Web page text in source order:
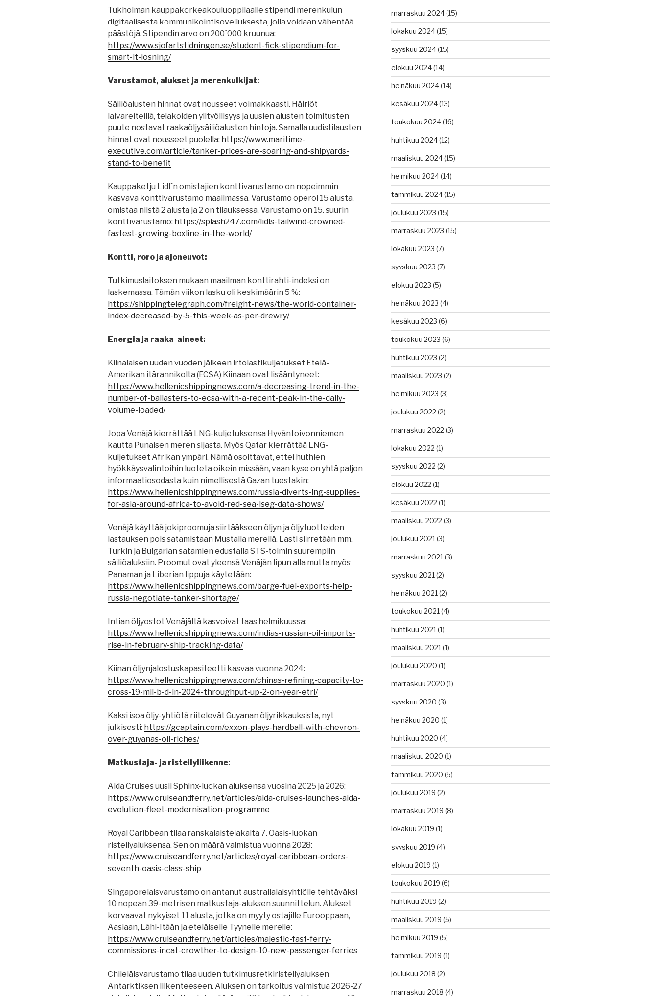
Tukholman kauppakorkeakouluoppilaalle stipendi merenkulun
digitaalisesta kommunikointisovelluksesta, jolla voidaan vähentää
päästöjä. Stipendin arvo on 200´000 kruunua:
https://www.sjofartstidningen.se/student-fick-stipendium-for-
smart-it-losning/
Varustamot, alukset ja merenkulkijat:
Säiliöalusten hinnat ovat nousseet voimakkaasti. Häiriöt
laivareiteillä, telakoiden ylityöllisyys ja uusien alusten toimitusten
puute nostavat raakaöljysäiliöalusten hintoja. Samalla uudistilausten
hinnat ovat nousseet puolella: https://www.maritime-
executive.com/article/tanker-prices-are-soaring-and-shipyards-
stand-to-benefit
Kauppaketju Lidl´n omistajien konttivarustamo on nopeimmin
kasvava konttivarustamo maailmassa. Varustamo operoi 15 alusta,
omistaa niistä 2 alusta ja 2 on tilauksessa. Varustamo on 15. suurin
konttivarustamo: https://splash247.com/lidls-tailwind-crowned-
fastest-growing-boxline-in-the-world/
Kontti, roro ja ajoneuvot:
Tutkimuslaitoksen mukaan maailman konttirahti-indeksi on
laskemassa. Tämän viikon lasku oli keskimäärin 5 %:
https://shippingtelegraph.com/freight-news/the-world-container-
index-decreased-by-5-this-week-as-per-drewry/
Energia ja raaka-aineet:
Kiinalaisen uuden vuoden jälkeen irtolastikuljetukset Etelä-
Amerikan itärannikolta (ECSA) Kiinaan ovat lisääntyneet:
https://www.hellenicshippingnews.com/a-decreasing-trend-in-the-
number-of-ballasters-to-ecsa-with-a-recent-peak-in-the-daily-
volume-loaded/
Jopa Venäjä kierrättää LNG-kuljetuksensa Hyväntoivonniemen
kautta Punaisen meren sijasta. Myös Qatar kierrättää LNG-
kuljetukset Afrikan ympäri. Nämä osoittavat, ettei huthien
hyökkäysvalintoihin luoteta oikein missään, vaan kyse on yhtä paljon
informaatiosodasta kuin nimellisestä Gazan tuestakin:
https://www.hellenicshippingnews.com/russia-diverts-lng-supplies-
for-asia-around-africa-to-avoid-red-sea-lseg-data-shows/
Venäjä käyttää jokiproomuja siirtääkseen öljyn ja öljytuotteiden
lastauksen pois satamistaan Mustalla merellä. Lasti siirretään mm.
Turkin ja Bulgarian satamien edustalla STS-toimin suurempiin
säiliöaluksiin. Proomut ovat yleensä Venäjän lipun alla mutta myös
Panaman ja Liberian lippuja käytetään:
https://www.hellenicshippingnews.com/barge-fuel-exports-help-
russia-negotiate-tanker-shortage/
Intian öljyostot Venäjältä kasvoivat taas helmikuussa:
https://www.hellenicshippingnews.com/indias-russian-oil-imports-
rise-in-february-ship-tracking-data/
Kiinan öljynjalostuskapasiteetti kasvaa vuonna 2024:
https://www.hellenicshippingnews.com/chinas-refining-capacity-to-
cross-19-mil-b-d-in-2024-throughput-up-2-on-year-etri/
Kaksi isoa öljy-yhtiötä riitelevät Guyanan öljyrikkauksista, nyt
julkisesti: https://gcaptain.com/exxon-plays-hardball-with-chevron-
over-guyanas-oil-riches/
Matkustaja- ja risteilyliikenne:
Aida Cruises uusii Sphinx-luokan aluksensa vuosina 2025 ja 2026:
https://www.cruiseandferry.net/articles/aida-cruises-launches-aida-
evolution-fleet-modernisation-programme
Royal Caribbean tilaa ranskalaistelakalta 7. Oasis-luokan
risteilyaluksensa. Sen on määrä valmistua vuonna 2028:
https://www.cruiseandferry.net/articles/royal-caribbean-orders-
seventh-oasis-class-ship
Singaporelaisvarustamo on antanut australialaisyhtiölle tehtäväksi
10 nopean 39-metrisen matkustaja-aluksen suunnittelun. Alukset
korvaavat nykyiset 11 alusta, jotka on myyty ostajille Eurooppaan,
Aasiaan, Lähi-Itään ja eteläiselle Tyynelle merelle:
https://www.cruiseandferry.net/articles/majestic-fast-ferry-
commissions-incat-crowther-to-design-10-new-passenger-ferries
Chileläisvarustamo tilaa uuden tutkimusretkiristeilyaluksen
Antarktiksen liikenteeseen. Aluksen on tarkoitus valmistua 2026-27
marraskuu 2024(15)
lokakuu 2024(15)
syyskuu 2024(15)
elokuu 2024(14)
heinäkuu 2024(14)
kesäkuu 2024(13)
toukokuu 2024(16)
huhtikuu 2024(12)
maaliskuu 2024(15)
helmikuu 2024(14)
tammikuu 2024(15)
joulukuu 2023 (15)
marraskuu 2023 (15)
lokakuu 2023 (7)
syyskuu 2023 (7)
elokuu 2023 (5)
heinäkuu 2023 (4)
kesäkuu 2023 (6)
toukokuu 2023 (6)
huhtikuu 2023 (2)
maaliskuu 2023 (2)
helmikuu 2023 (3)
joulukuu 2022 (2)
marraskuu 2022 (3)
lokakuu 2022 (1)
syyskuu 2022 (2)
elokuu 2022 (1)
kesäkuu 2022 (1)
maaliskuu 2022 (3)
joulukuu 2021 (3)
marraskuu 2021 (3)
syyskuu 2021 (2)
heinäkuu 2021 (2)
toukokuu 2021 (4)
huhtikuu 2021 (1)
maaliskuu 2021 (1)
joulukuu 2020 (1)
marraskuu 2020 (1)
syyskuu 2020 (3)
heinäkuu 2020 (1)
huhtikuu 2020 (4)
maaliskuu 2020 (1)
tammikuu 2020 (5)
joulukuu 2019 (2)
marraskuu 2019 (8)
lokakuu 2019 (1)
syyskuu 2019 (4)
elokuu 2019 (1)
toukokuu 2019 (6)
huhtikuu 2019 (2)
maaliskuu 2019 (5)
helmikuu 2019 (5)
tammikuu 2019 (1)
joulukuu 2018 (2)
marraskuu 2018 (4)